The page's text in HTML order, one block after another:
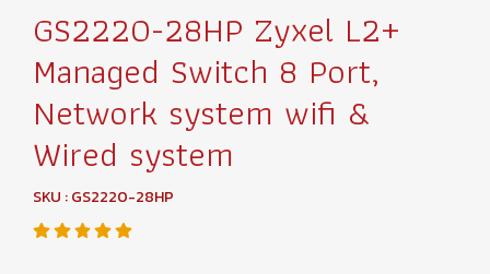
GS2220-28HP Zyxel L2+
Managed Switch 8 Port,
Network system wifi &
Wired system
SKU : GS2220-28HP